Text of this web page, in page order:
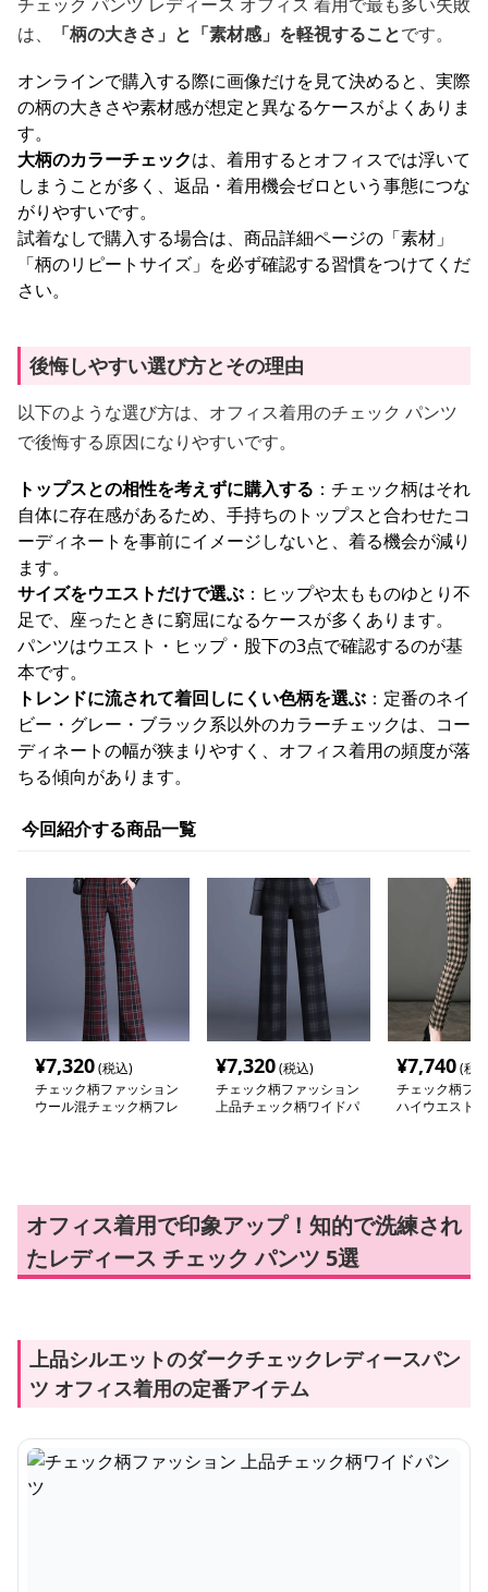
は、
「柄の大きさ」と「素材感」を軽視することです。
オンラインで購入する際に画像だけを見て決めると、実際
の柄の大きさや素材感が想定と異なるケースがよくありま
す。
大柄のカラーチェックは、着用するとオフィスでは浮いて
しまうことが多く、返品・着用機会ゼロという事態につな
がりやすいです。
試着なしで購入する場合は、商品詳細ページの「素材」
「柄のリピートサイズ」を必ず確認する習慣をつけてくだ
さい。
後悔しやすい選び方とその理由
以下のような選び方は、オフィス着用のチェック パンツ
で後悔する原因になりやすいです。
トップスとの相性を考えずに購入する ：チェック柄はそれ
自体に存在感があるため、手持ちのトップスと合わせたコ
ーディネートを事前にイメージしないと、着る機会が減り
ます。
サイズをウエストだけで選ぶ ：ヒップや太もものゆとり不
足で、座ったときに窮屈になるケースが多くあります。
パンツはウエスト・ヒップ・股下の3点で確認するのが基
本です。
トレンドに流されて着回しにくい色柄を選ぶ ：定番のネイ
ビー・グレー・ブラック系以外のカラーチェックは、コー
ディネートの幅が狭まりやすく、オフィス着用の頻度が落
ちる傾向があります。
今回紹介する商品一覧
¥7,320(税込)
チェック柄ファッション
ウール混チェック柄フレ
¥7,320(税込)
チェック柄ファッション
上品チェック柄ワイドパ
¥7,740(税
チェック柄フ
ハイウエスト
オフィス着用で印象アップ！知的で洗練され
たレディース チェック パンツ 5選
上品シルエットのダークチェックレディースパン
ツ オフィス着用の定番アイテム